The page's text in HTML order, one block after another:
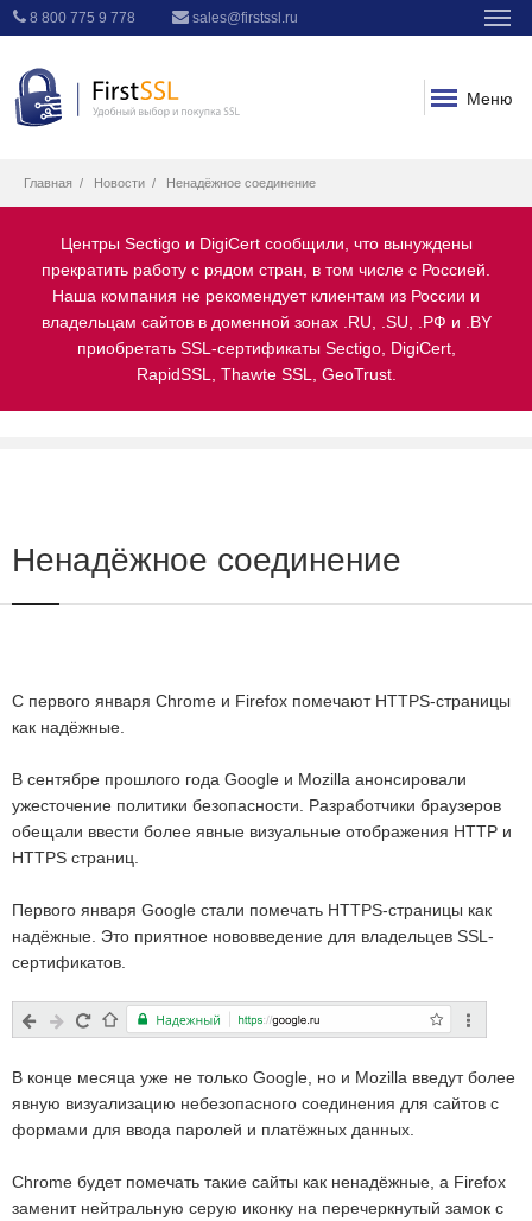
8 800 775 9 778 sales@firstssl.ru
Меню
Главная Новости Ненадёжное соединение
Центры Sectigo и DigiCert сообщили, что вынуждены
прекратить работу с рядом стран, в том числе с Россией.
Наша компания не рекомендует клиентам из России и
владельцам сайтов в доменной зонах .RU, .SU, .РФ и .BY
приобретать SSL-сертификаты Sectigo, DigiCert,
RapidSSL, Thawte SSL, GeoTrust.
Ненадёжное соединение
С первого января Chrome и Firefox помечают HTTPS-страницы
как надёжные.
В сентябре прошлого года Google и Mozilla анонсировали
ужесточение политики безопасности. Разработчики браузеров
обещали ввести более явные визуальные отображения HTTP и
HTTPS страниц.
Первого января Google стали помечать HTTPS-страницы как
надёжные. Это приятное нововведение для владельцев SSL-
сертификатов.
В конце месяца уже не только Google, но и Mozilla введут более
явную визуализацию небезопасного соединения для сайтов с
формами для ввода паролей и платёжных данных.
Chrome будет помечать такие сайты как ненадёжные, а Firefox
заменит нейтральную серую иконку на перечеркнутый замок с